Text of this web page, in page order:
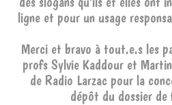
ligne et pour un usage
Merci et bravo à tout.e.s les
profs Sylvie Kaddour et
de Radio Larzac pour la
dépôt du dossier de